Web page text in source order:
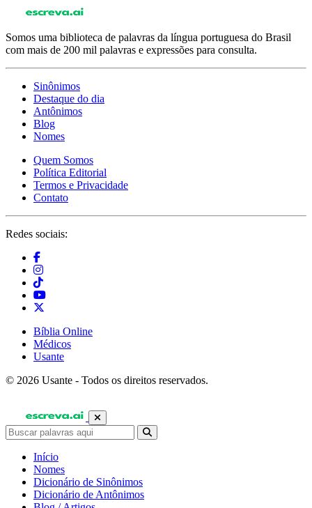
Somos uma biblioteca de palavras da língua portuguesa do Brasil
com mais de 200 mil palavras e expressões para consulta.
Sinônimos
Destaque do dia
Antônimos
Blog
Nomes
Quem Somos
Política Editorial
Termos e Privacidade
Contato
Redes sociais:
Bíblia Online
Médicos
Usante
© 2026 Usante - Todos os direitos reservados.
Início
Nomes
Dicionário de Sinônimos
Dicionário de Antônimos